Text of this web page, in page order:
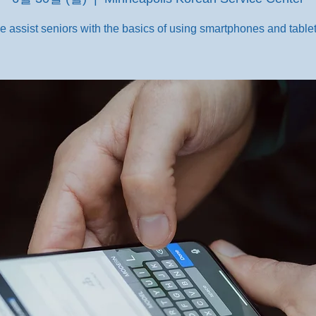
assist seniors with the basics of using smartphones and